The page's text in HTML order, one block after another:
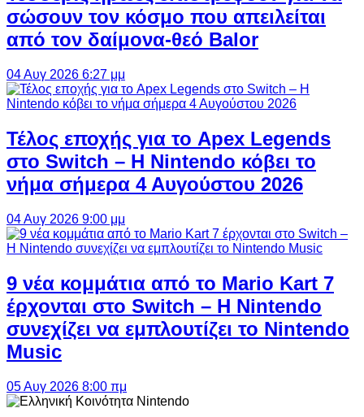
σώσουν τον κόσμο που απειλείται
από τον δαίμονα-θεό Balor
04 Αυγ 2026 6:27 μμ
Τέλος εποχής για το Apex Legends
στο Switch – Η Nintendo κόβει το
νήμα σήμερα 4 Αυγούστου 2026
04 Αυγ 2026 9:00 μμ
9 νέα κομμάτια από το Mario Kart 7
έρχονται στο Switch – Η Nintendo
συνεχίζει να εμπλουτίζει το Nintendo
Music
05 Αυγ 2026 8:00 πμ